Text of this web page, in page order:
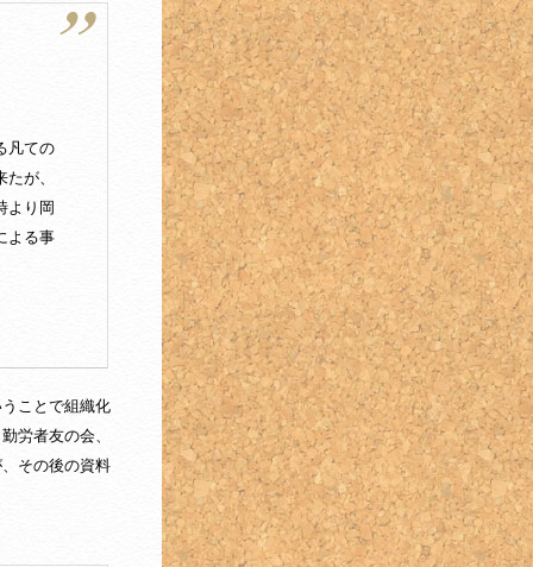
凡ての
が、
より岡
よる事
ことで組織化
労者友の会、
その後の資料